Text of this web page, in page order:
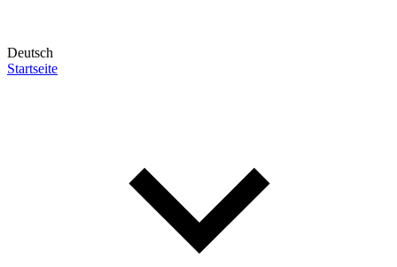
Deutsch
Startseite